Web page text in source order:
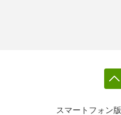
スマートフォン版